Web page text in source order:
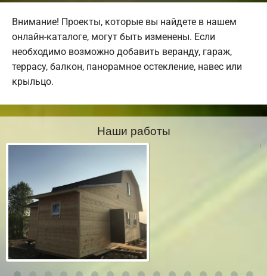
Внимание! Проекты, которые вы найдете в нашем
онлайн-каталоге, могут быть изменены. Если
необходимо возможно добавить веранду, гараж,
террасу, балкон, панорамное остекление, навес или
крыльцо.
Наши работы